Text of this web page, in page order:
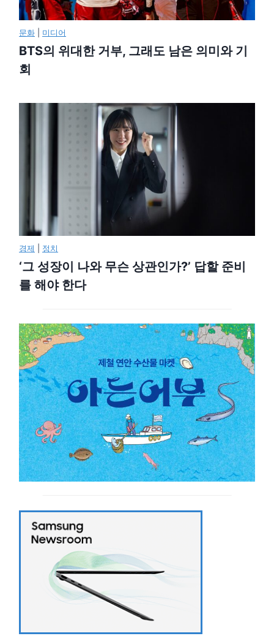
문화 미디어
BTS의 위대한 거부, 그래도 남은 의미와 기
회
경제 정치
‘그 성장이 나와 무슨 상관인가?’ 답할 준비
를 해야 한다